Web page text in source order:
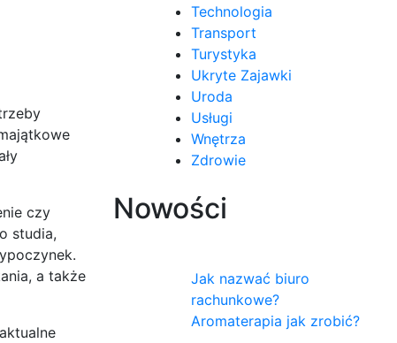
czy
studia,
a także
Technologia
Transport
Turystyka
Ukryte Zajawki
Uroda
Usługi
Wnętrza
Zdrowie
Nowości
Jak nazwać biuro
rachunkowe?
Aromaterapia jak zrobić?